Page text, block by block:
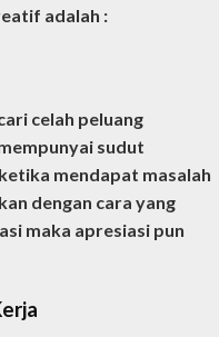
adalah :
celah peluang
sudut
mendapat masalah
dengan cara yang
maka apresiasi pun